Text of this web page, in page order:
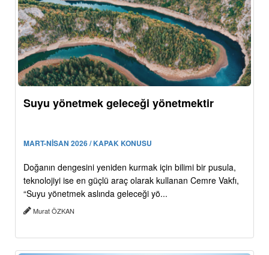
Suyu yönetmek geleceği yönetmektir
MART-NİSAN 2026 / KAPAK KONUSU
Doğanın dengesini yeniden kurmak için bilimi bir pusula,
teknolojiyi ise en güçlü araç olarak kullanan Cemre Vakfı,
“Suyu yönetmek aslında geleceği yö...
Murat ÖZKAN